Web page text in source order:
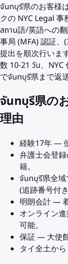
จันทบุรี県のお客様
クの NYC Legal
สถาน語/英語への
事局 (MFA) 認証、
提出を順次行いま
数 10-21 วัน、NYC
でจันทบุรี県まで返
จันทบุรี県の
理由
経験17年 —
弁護士会登
籍。
จันทบุรี県全域
(追跡番号付き
明朗会計 —
オンライン
可能。
保証 — 大使
タイ全土か